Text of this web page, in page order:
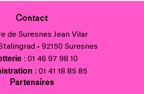
Contact
de Suresnes Jean Vilar
• 92150 Suresnes
: 01 46 97 98 10
: 01 41 18 85 85
Partenaires